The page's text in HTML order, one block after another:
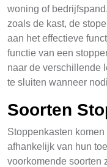
woning of
zoals de kast, de
aan het effectieve
functie van een
naar de verschillende
te sluiten wanneer
Soorten
Stoppenkasten
afhankelijk van hun
voorkomende soorten